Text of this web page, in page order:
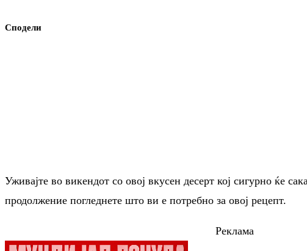
Сподели
Уживајте во викендот со овој вкусен десерт кој сигурно ќе
продолжение погледнете што ви е потребно за овој рецепт.
Реклама